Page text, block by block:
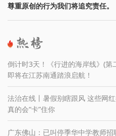
尊重原创的行为我们将追究责任。
倒计时3天！《行进的海岸线》(第
即将在江苏南通踏浪启航！
法治在线丨暑假别瞎跟风 这些网
真的会“卡”住你
广东佛山：已叫停季华中学教师招